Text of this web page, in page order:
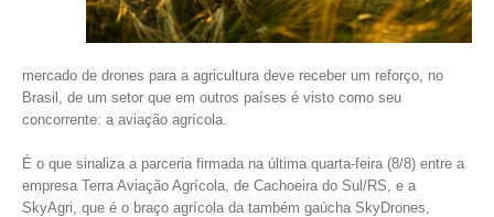
mercado de drones para a agricultura deve receber um reforço, no
Brasil, de um setor que em outros países é visto como seu
concorrente: a aviação agrícola.
É o que sinaliza a parceria firmada na última quarta-feira (8/8) entre a
empresa Terra Aviação Agrícola, de Cachoeira do Sul/RS, e a
SkyAgri, que é o braço agrícola da também gaúcha SkyDrones,